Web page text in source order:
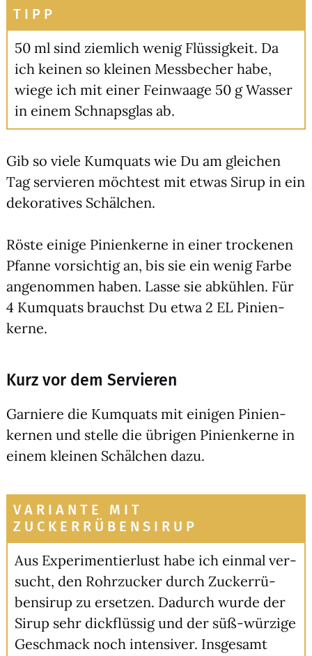
TIPP
50 ml sind ziem­lich wenig Flüs­sig­keit. Da
ich kei­nen so klei­nen Mess­be­cher habe,
wie­ge ich mit einer Fein­waa­ge 50 g Was­ser
in einem Schnaps­glas ab.
Gib so vie­le Kum­quats wie Du am glei­chen
Tag ser­vie­ren möch­test mit etwas Sirup in ein
deko­ra­ti­ves Schäl­chen.
Rös­te eini­ge Pini­en­ker­ne in einer tro­cke­nen
Pfan­ne vor­sich­tig an, bis sie ein wenig Far­be
ange­nom­men haben. Las­se sie abküh­len. Für
4 Kum­quats brauchst Du etwa 2 EL Pini­en­
ker­ne.
Kurz vor dem Servieren
Gar­nie­re die Kum­quats mit eini­gen Pini­en­
ker­nen und stel­le die übri­gen Pini­en­ker­ne in
einem klei­nen Schäl­chen dazu.
VARIANTE MIT
ZUCKERRÜBENSIRUP
Aus Expe­ri­men­tier­lust habe ich ein­mal ver­
sucht, den Rohr­zu­cker durch Zucker­rü­
ben­si­rup zu erset­zen. Dadurch wur­de der
Sirup sehr dick­flüs­sig und der süß-wür­zi­ge
Geschmack noch inten­si­ver. Ins­ge­samt